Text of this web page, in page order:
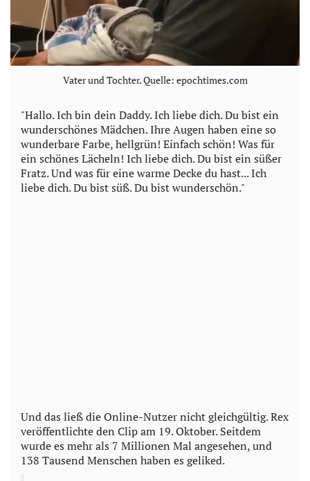
Vater und Tochter. Quelle: epochtimes.com
"Hallo. Ich bin dein Daddy. Ich liebe dich. Du bist ein
wunderschönes Mädchen. Ihre Augen haben eine so
wunderbare Farbe, hellgrün! Einfach schön! Was für
ein schönes Lächeln! Ich liebe dich. Du bist ein süßer
Fratz. Und was für eine warme Decke du hast... Ich
liebe dich. Du bist süß. Du bist wunderschön."
Und das ließ die Online-Nutzer nicht gleichgültig. Rex
veröffentlichte den Clip am 19. Oktober. Seitdem
wurde es mehr als 7 Millionen Mal angesehen, und
138 Tausend Menschen haben es geliked.